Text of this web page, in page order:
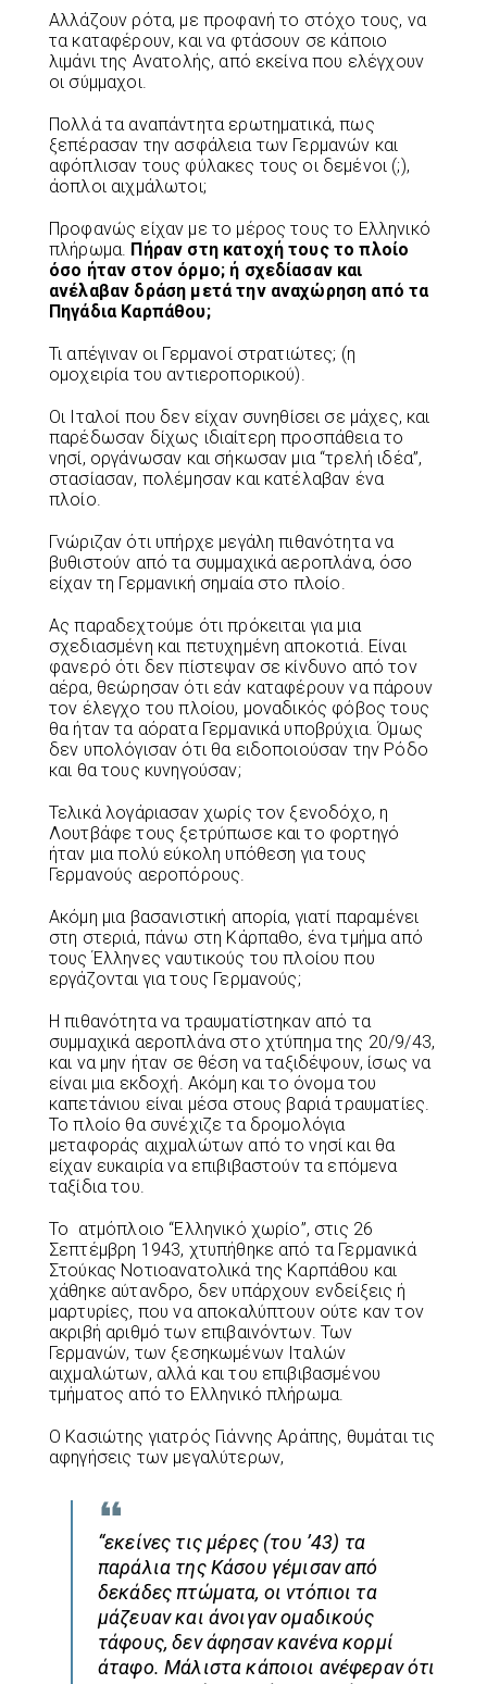
Αλλάζουν ρότα, με προφανή το στόχο τους, να
τα καταφέρουν, και να φτάσουν σε κάποιο
λιμάνι της Ανατολής, από εκείνα που ελέγχουν
οι σύμμαχοι.
Πολλά τα αναπάντητα ερωτηματικά, πως
ξεπέρασαν την ασφάλεια των Γερμανών και
αφόπλισαν τους φύλακες τους οι δεμένοι (;),
άοπλοι αιχμάλωτοι;
Προφανώς είχαν με το μέρος τους το Ελληνικό
πλήρωμα. Πήραν στη κατοχή τους το πλοίο
όσο ήταν στον όρμο; ή σχεδίασαν και
ανέλαβαν δράση μετά την αναχώρηση από τα
Πηγάδια Καρπάθου;
Τι απέγιναν οι Γερμανοί στρατιώτες; (η
ομοχειρία του αντιεροπορικού).
Οι Ιταλοί που δεν είχαν συνηθίσει σε μάχες, και
παρέδωσαν δίχως ιδιαίτερη προσπάθεια το
νησί, οργάνωσαν και σήκωσαν μια “τρελή ιδέα”,
στασίασαν, πολέμησαν και κατέλαβαν ένα
πλοίο.
Γνώριζαν ότι υπήρχε μεγάλη πιθανότητα να
βυθιστούν από τα συμμαχικά αεροπλάνα, όσο
είχαν τη Γερμανική σημαία στο πλοίο.
Ας παραδεχτούμε ότι πρόκειται για μια
σχεδιασμένη και πετυχημένη αποκοτιά. Είναι
φανερό ότι δεν πίστεψαν σε κίνδυνο από τον
αέρα, θεώρησαν ότι εάν καταφέρουν να πάρουν
τον έλεγχο του πλοίου, μοναδικός φόβος τους
θα ήταν τα αόρατα Γερμανικά υποβρύχια. Όμως
δεν υπολόγισαν ότι θα ειδοποιούσαν την Ρόδο
και θα τους κυνηγούσαν;
Τελικά λογάριασαν χωρίς τον ξενοδόχο, η
Λουτβάφε τους ξετρύπωσε και το φορτηγό
ήταν μια πολύ εύκολη υπόθεση για τους
Γερμανούς αεροπόρους.
Ακόμη μια βασανιστική απορία, γιατί παραμένει
στη στεριά, πάνω στη Κάρπαθο, ένα τμήμα από
τους Έλληνες ναυτικούς του πλοίου που
εργάζονται για τους Γερμανούς;
Η πιθανότητα να τραυματίστηκαν από τα
συμμαχικά αεροπλάνα στο χτύπημα της 20/9/43,
και να μην ήταν σε θέση να ταξιδέψουν, ίσως να
είναι μια εκδοχή. Ακόμη και το όνομα του
καπετάνιου είναι μέσα στους βαριά τραυματίες.
Το πλοίο θα συνέχιζε τα δρομολόγια
μεταφοράς αιχμαλώτων από το νησί και θα
είχαν ευκαιρία να επιβιβαστούν τα επόμενα
ταξίδια του.
Το ατμόπλοιο “Ελληνικό χωρίο”, στις 26
Σεπτέμβρη 1943, χτυπήθηκε από τα Γερμανικά
Στούκας Νοτιοανατολικά της Καρπάθου και
χάθηκε αύτανδρο, δεν υπάρχουν ενδείξεις ή
μαρτυρίες, που να αποκαλύπτουν ούτε καν τον
ακριβή αριθμό των επιβαινόντων. Των
Γερμανών, των ξεσηκωμένων Ιταλών
αιχμαλώτων, αλλά και του επιβιβασμένου
τμήματος από το Ελληνικό πλήρωμα.
Ο Κασιώτης γιατρός Γιάννης Αράπης, θυμάται τις
αφηγήσεις των μεγαλύτερων,
“εκείνες τις μέρες (του ’43) τα
παράλια της Κάσου γέμισαν από
δεκάδες πτώματα, οι ντόπιοι τα
μάζευαν και άνοιγαν ομαδικούς
τάφους, δεν άφησαν κανένα κορμί
άταφο. Μάλιστα κάποιοι ανέφεραν ότι